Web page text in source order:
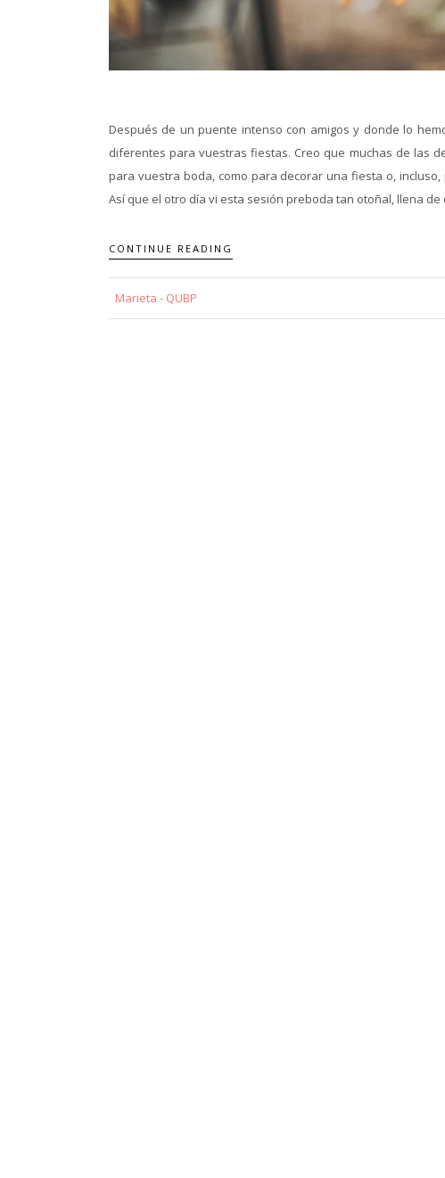
Después de un puente intenso con amigos y donde lo
diferentes para vuestras fiestas. Creo que muchas de las
para vuestra boda, como para decorar una fiesta o,
Así que el otro día vi esta sesión preboda tan otoñal, llena
CONTINUE READING
Marieta - QUBP